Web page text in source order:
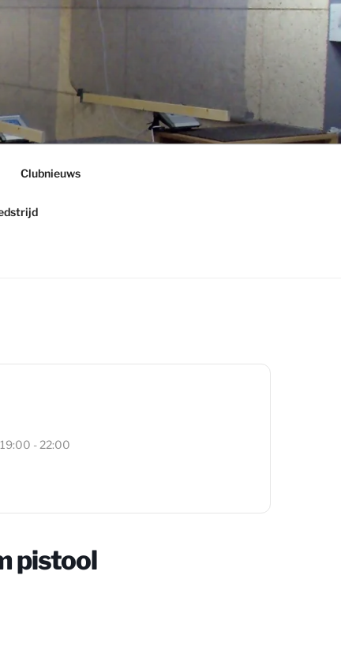
Clubnieuws
19:00 - 22:00
pistool